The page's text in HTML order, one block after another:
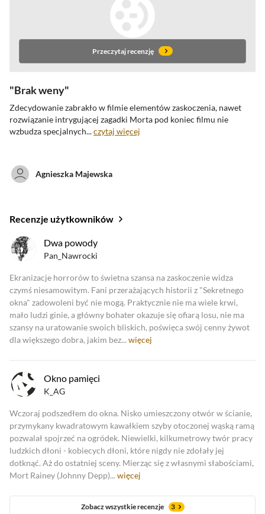
Brak weny
Zdecydowanie zabrakło w filmie elementów zaskoczenia, nawet
rozwiązanie intrygującej zagadki Morta pod koniec filmu nie
wzbudza specjalnych...czytaj więcej
Agnieszka Majewska
Przeczytaj recenzję
oceny krytyków
Zobacz oceny krytyków
Recenzje użytkowników
Dwa powody
Pan_Nawrocki
Ekranizacje horrorów to świetna szansa na zaskoczenie widza
czymś niesamowitym. Fani przerażających historii z "Sekretnego
okna" zadowoleni być nie mogą. Praktycznie nie ma wiele krwi,
mało ludzi ginie, a główny bohater okazuje się ofiarą losu, nie ma
szansy na uratowanie swoich bliskich, poświęca swój cenny żywot
dla większego dobra, jakim bez... więcej
Okno pamięci
K_AG
Wczoraj podszedłem do okna. Nisko umieszczony otwór w ścianie,
przymykany kwadratowym kawałkiem szyby otoczonej wąską ramą
pozwalał spojrzeć na ogródek. Niewielki, kilkumetrowy twór pracy
ludzkich dłoni - kobiecych dłoni, które nigdy nie zdołały jej
dotknąć. Aż do ostatniej sceny. Mierząc się z własnymi słabościami,
Mort Rainey (Johnny Depp)... więcej
Zobacz wszystkie recenzje 3